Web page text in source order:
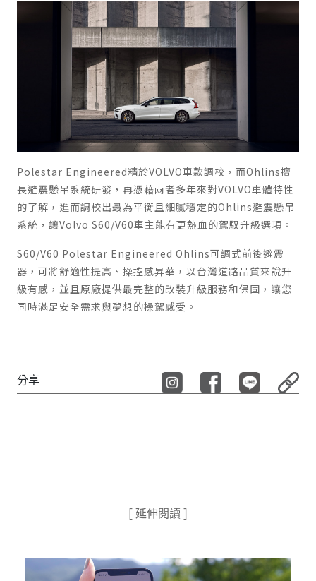
Polestar Engineered精於VOLVO車款調校，而Ohlins擅
長避震懸吊系統研發，再憑藉兩者多年來對VOLVO車體特性
的了解，進而調校出最為平衡且細膩穩定的Ohlins避震懸吊
系統，讓Volvo S60/V60車主能有更熱血的駕馭升級選項。
S60/V60 Polestar Engineered Ohlins可調式前後避震
器，可將舒適性提高、操控感昇華，以台灣道路品質來說升
級有感，並且原廠提供最完整的改裝升級服務和保固，讓您
同時滿足安全需求與夢想的操駕感受。
分享
[ 延伸閱讀 ]